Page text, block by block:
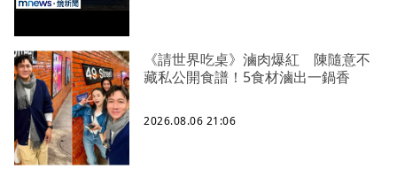
《請世界吃桌》滷肉爆紅 陳隨意不
藏私公開食譜！5食材滷出一鍋香
2026.08.06 21:06